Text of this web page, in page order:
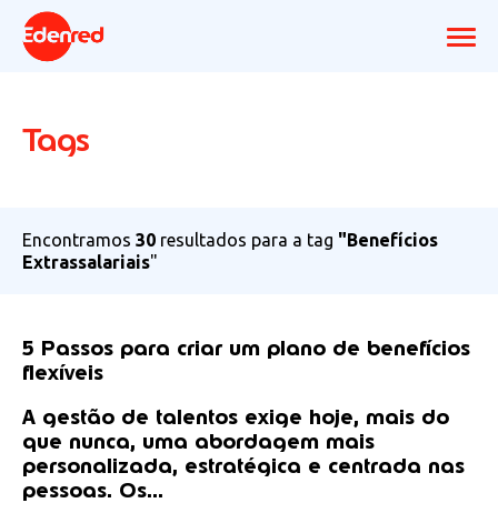
Tags
Encontramos 30 resultados para a tag "Benefícios
Extrassalariais"
5 Passos para criar um plano de benefícios
flexíveis
A gestão de talentos exige hoje, mais do
que nunca, uma abordagem mais
personalizada, estratégica e centrada nas
pessoas. Os...